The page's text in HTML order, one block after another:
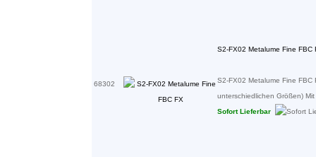
68302
S2-FX02 Metalume Fine FBC
S2-FX02 Metalume Fine FBC
unterschiedlichen Größen)
Sofort Lieferbar